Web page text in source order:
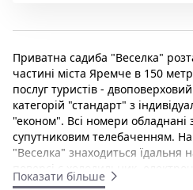
Приватна садиба "Веселка"
частині міста Яремче в 150
послуг туристів -
категорій "стандарт" з
"економ". Всі номери
супутниковим телебаченням.
"Веселка" знаходиться їдальня
поверсі є холодильник,
холодної та гарячої води
Показати більше